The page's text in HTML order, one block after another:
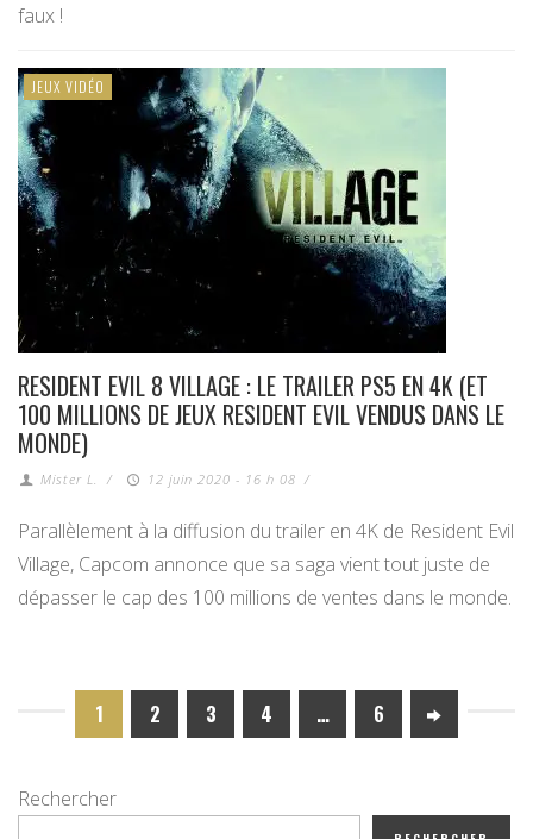
faux !
JEUX VIDÉO
RESIDENT EVIL 8 VILLAGE : LE TRAILER PS5 EN 4K (ET
100 MILLIONS DE JEUX RESIDENT EVIL VENDUS DANS LE
MONDE)
Mister L. / 12 juin 2020 - 16 h 08 /
Parallèlement à la diffusion du trailer en 4K de Resident Evil
Village, Capcom annonce que sa saga vient tout juste de
dépasser le cap des 100 millions de ventes dans le monde.
1 2 3 4 … 6
Rechercher